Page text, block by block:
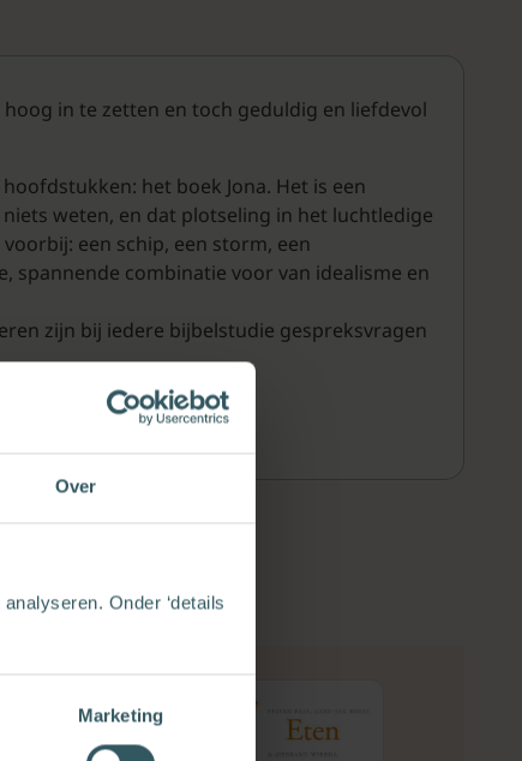
Over
Onder ‘details
Marketing
in te zetten en toch geduldig en liefdevol
het boek Jona. Het is een
weten, en dat plotseling in het luchtledige
een schip, een storm, een
spannende combinatie voor van idealisme en
zijn bij iedere bijbelstudie gespreksvragen